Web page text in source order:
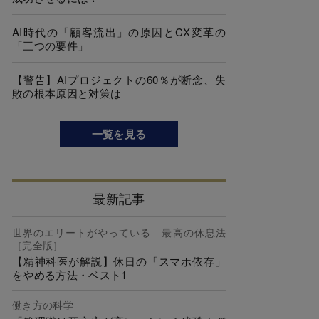
AI時代の「顧客流出」の原因とCX変革の
「三つの要件」
【警告】AIプロジェクトの60％が断念、失
敗の根本原因と対策は
一覧を見る
最新記事
世界のエリートがやっている 最高の休息法
［完全版］
【精神科医が解説】休日の「スマホ依存」
をやめる方法・ベスト1
働き方の科学